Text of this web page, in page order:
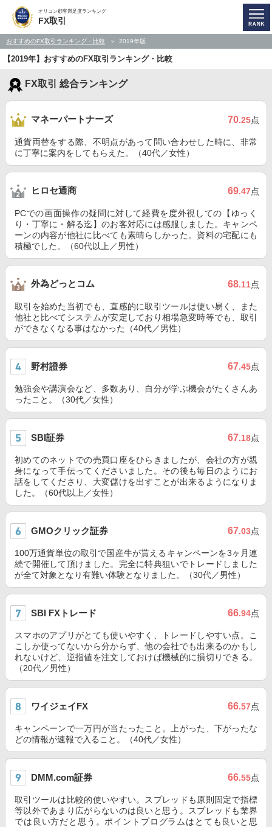
オリコン顧客満足度ランキング
FX取引
おすすめのFX取引ランキング・比較 2019年版
【2019年】おすすめのFX取引ランキング・比較
FX取引 総合ランキング
マネーパートナーズ 70.25点
通貨両替をする際、不明点があって問い合わせした時に、非常
に丁寧に案内をしてもらえた。（40代／女性）
ヒロセ通商 69.47点
PCでの画面操作の疑問に対して経費を度外視しての【ゆっく
り・丁寧に・解る迄】のお客対応には感服しました。キャンペ
ーンの内容が他社に比べても素晴らしかった。資料の宅配にも
積極でした。（60代以上／男性）
外為どっとコム 68.11点
取引を始めた当初でも、直感的に取引ツールは使い易く、また
他社と比べてシステムが安定しており相場急変時等でも、取引
ができなくなる事はなかった（40代／男性）
野村證券 67.45点
勉強会や講演会など、多数あり、自分が学ぶ機会がたくさんあ
ったこと。（30代／女性）
SBI証券 67.18点
初めてのネットでの売買口座をひらきましたが、会社の方が親
身になって手伝ってくださいました。その後も毎日のようにお
話をしてくださり、大変儲けを出すことが出来るようになりま
した。（60代以上／女性）
GMOクリック証券 67.03点
100万通貨単位の取引で国産牛が貰えるキャンペーンを3ヶ月連
続で開催して頂けました。完全に特典狙いでトレードしました
が全て対象となり有難い体験となりました。（30代／男性）
SBI FXトレード 66.94点
スマホのアプリがとても使いやすく、トレードしやすい点。こ
こしか使ってないから分からず、他の会社でも出来るのかもし
れないけど、逆指値を注文しておけば機械的に損切りできる。
（20代／男性）
ワイジェイFX 66.57点
キャンペーンで一万円が当たったこと。上がった、下がったな
どの情報が速報で入ること。（40代／女性）
DMM.com証券 66.55点
取引ツールは比較的使いやすい。スプレッドも原則固定で指標
等以外であまり広がらないのは良いと思う。スプレッドも業界
では良い方だと思う。ポイントプログラムはとても良いと思